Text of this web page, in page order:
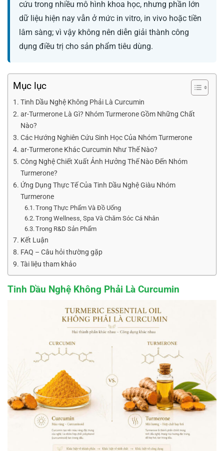
cứu trong nhiều mô hình khoa học, nhưng phần lớn
dữ liệu hiện nay vẫn ở mức in vitro, in vivo hoặc tiền
lâm sàng; vì vậy không nên diễn giải thành công
dụng điều trị cho sản phẩm tiêu dùng.
Mục lục
Tinh Dầu Nghệ Không Phải Là Curcumin
ar-Turmerone Là Gì? Nhóm Turmerone Gồm Những Chất
Nào?
Các Hướng Nghiên Cứu Sinh Học Của Nhóm Turmerone
ar-Turmerone Khác Curcumin Như Thế Nào?
Công Nghệ Chiết Xuất Ảnh Hưởng Thế Nào Đến Nhóm
Turmerone?
Ứng Dụng Thực Tế Của Tinh Dầu Nghệ Giàu Nhóm
Turmerone
Trong Thực Phẩm Và Đồ Uống
Trong Wellness, Spa Và Chăm Sóc Cá Nhân
Trong R&D Sản Phẩm
Kết Luận
FAQ – Câu hỏi thường gặp
Tài liệu tham khảo
Tinh Dầu Nghệ Không Phải Là Curcumin